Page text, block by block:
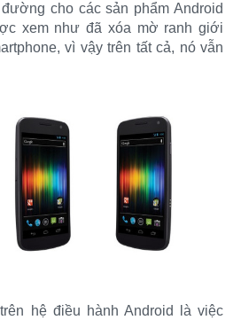
cho các sản phẩm Android
xem như đã xóa mờ ranh giới
vì vậy trên tất cả, nó vẫn
hệ điều hành Android là việc